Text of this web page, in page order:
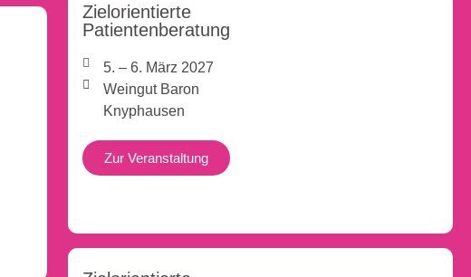
Zielorientierte
Patientenberatung
5. – 6. März 2027
Weingut Baron
Knyphausen
Zur Veranstaltung